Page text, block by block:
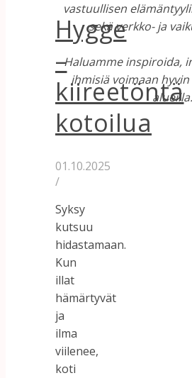
Hygge
–
kiireetöntä
kotoilua
01.10.2025
/
Syksy
kutsuu
hidastamaan.
Kun
illat
hämärtyvät
ja
ilma
viilenee,
koti
vastuullisen
sekä verkko- ja
Haluamme inspiroida,
ihmisiä voimaan
alueilla.